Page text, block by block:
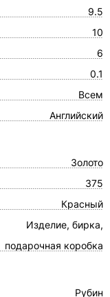
9.5
10
6
0.1
Всем
Английский
Золото
375
Красный
Изделие, бирка,
подарочная коробка
Рубин